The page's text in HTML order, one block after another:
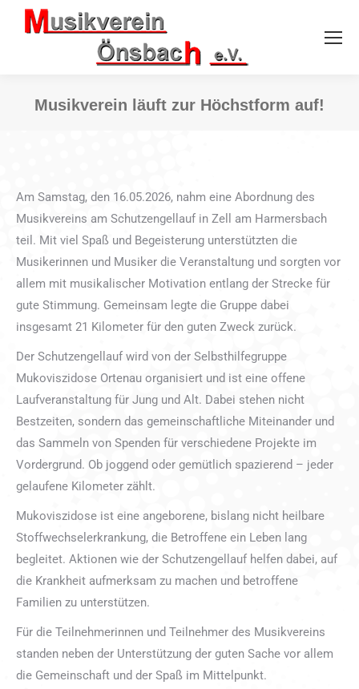
Musikverein läuft zur Höchstform auf!
Am Samstag, den 16.05.2026, nahm eine Abordnung des
Musikvereins am Schutzengellauf in Zell am Harmersbach
teil. Mit viel Spaß und Begeisterung unterstützten die
Musikerinnen und Musiker die Veranstaltung und sorgten vor
allem mit musikalischer Motivation entlang der Strecke für
gute Stimmung. Gemeinsam legte die Gruppe dabei
insgesamt 21 Kilometer für den guten Zweck zurück.
Der Schutzengellauf wird von der Selbsthilfegruppe
Mukoviszidose Ortenau organisiert und ist eine offene
Laufveranstaltung für Jung und Alt. Dabei stehen nicht
Bestzeiten, sondern das gemeinschaftliche Miteinander und
das Sammeln von Spenden für verschiedene Projekte im
Vordergrund. Ob joggend oder gemütlich spazierend – jeder
gelaufene Kilometer zählt.
Mukoviszidose ist eine angeborene, bislang nicht heilbare
Stoffwechselerkrankung, die Betroffene ein Leben lang
begleitet. Aktionen wie der Schutzengellauf helfen dabei, auf
die Krankheit aufmerksam zu machen und betroffene
Familien zu unterstützen.
Für die Teilnehmerinnen und Teilnehmer des Musikvereins
standen neben der Unterstützung der guten Sache vor allem
die Gemeinschaft und der Spaß im Mittelpunkt.